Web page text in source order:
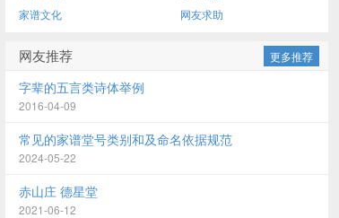
家谱文化
网友求助
更多推荐
网友推荐
字辈的五言类诗体举例
2016-04-09
常见的家谱堂号类别和及命名依据规范
2024-05-22
赤山庄 德星堂
2021-06-12